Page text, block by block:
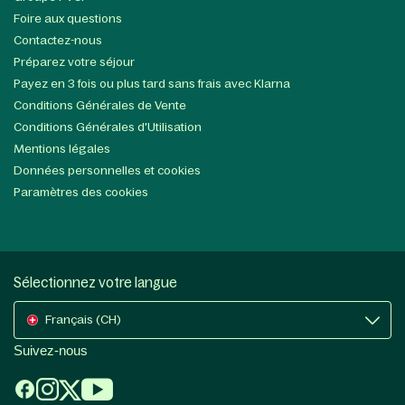
Foire aux questions
Contactez-nous
Préparez votre séjour
Payez en 3 fois ou plus tard sans frais avec Klarna
Conditions Générales de Vente
Conditions Générales d'Utilisation
Mentions légales
Données personnelles et cookies
Paramètres des cookies
Sélectionnez votre langue
Français (CH)
Suivez-nous